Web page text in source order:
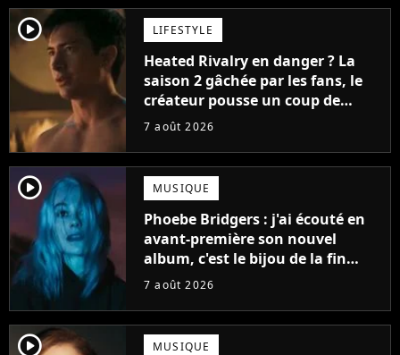
player2 LIFESTYLE
Heated Rivalry en danger ? La
saison 2 gâchée par les fans, le
créateur pousse un coup de
gueule
7 août 2026
player2 MUSIQUE
Phoebe Bridgers : j'ai écouté en
avant-première son nouvel
album, c'est le bijou de la fin
d'été
7 août 2026
player2 MUSIQUE